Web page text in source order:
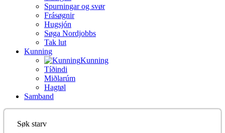
Spurningar og svør
Frásøgnir
Hugsjón
Søga Nordjobbs
Tak lut
Kunning
Kunning
Tíðindi
Miðlarúm
Hagtøl
Samband
Søk starv